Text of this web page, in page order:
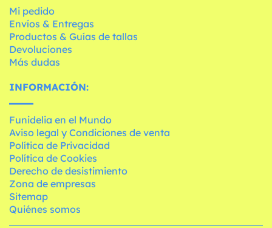
Mi pedido
Envíos & Entregas
Productos & Guías de tallas
Devoluciones
Más dudas
INFORMACIÓN:
Funidelia en el Mundo
Aviso legal y Condiciones de venta
Política de Privacidad
Política de Cookies
Derecho de desistimiento
Zona de empresas
Sitemap
Quiénes somos